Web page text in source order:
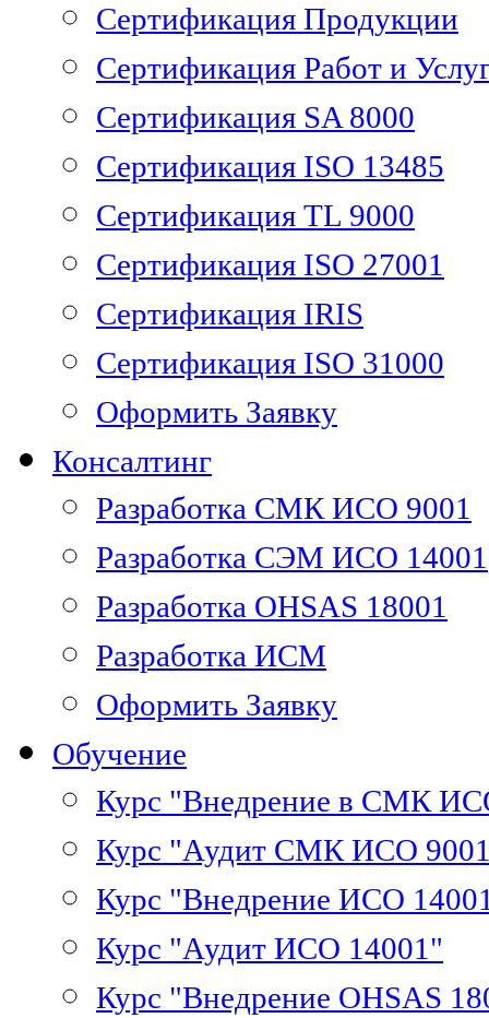
Сертификация Продукции
Сертификация Работ и
Сертификация SA 8000
Сертификация ISO 13485
Сертификация TL 9000
Сертификация ISO 27001
Сертификация IRIS
Сертификация ISO 31000
Оформить Заявку
Консалтинг
Разработка СМК ИСО 9001
Разработка СЭМ ИСО 14001
Разработка OHSAS 18001
Разработка ИСМ
Оформить Заявку
Обучение
Курс "Внедрение в СМК
Курс "Аудит СМК ИСО
Курс "Внедрение ИСО
Курс "Аудит ИСО 14001"
Курс "Внедрение OHSAS